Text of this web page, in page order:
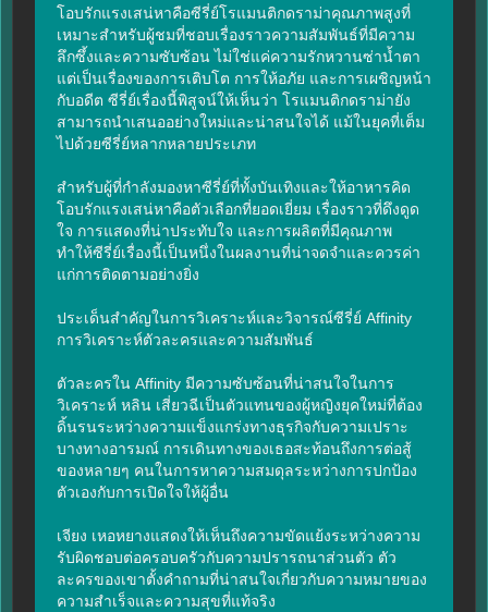
โอบรักแรงเสน่หาคือซีรี่ย์โรแมนติกดราม่าคุณภาพสูงที่
เหมาะสำหรับผู้ชมที่ชอบเรื่องราวความสัมพันธ์ที่มีความ
ลึกซึ้งและความซับซ้อน ไม่ใช่แค่ความรักหวานซ่าน้ำตา
แต่เป็นเรื่องของการเติบโต การให้อภัย และการเผชิญหน้า
กับอดีต ซีรี่ย์เรื่องนี้พิสูจน์ให้เห็นว่า โรแมนติกดราม่ายัง
สามารถนำเสนออย่างใหม่และน่าสนใจได้ แม้ในยุคที่เต็ม
ไปด้วยซีรี่ย์หลากหลายประเภท
สำหรับผู้ที่กำลังมองหาซีรี่ย์ที่ทั้งบันเทิงและให้อาหารคิด
โอบรักแรงเสน่หาคือตัวเลือกที่ยอดเยี่ยม เรื่องราวที่ดึงดูด
ใจ การแสดงที่น่าประทับใจ และการผลิตที่มีคุณภาพ
ทำให้ซีรี่ย์เรื่องนี้เป็นหนึ่งในผลงานที่น่าจดจำและควรค่า
แก่การติดตามอย่างยิ่ง
ประเด็นสำคัญในการวิเคราะห์และวิจารณ์ซีรี่ย์ Affinity
การวิเคราะห์ตัวละครและความสัมพันธ์
ตัวละครใน Affinity มีความซับซ้อนที่น่าสนใจในการ
วิเคราะห์ หลิน เสี่ยวฉีเป็นตัวแทนของผู้หญิงยุคใหม่ที่ต้อง
ดิ้นรนระหว่างความแข็งแกร่งทางธุรกิจกับความเปราะ
บางทางอารมณ์ การเดินทางของเธอสะท้อนถึงการต่อสู้
ของหลายๆ คนในการหาความสมดุลระหว่างการปกป้อง
ตัวเองกับการเปิดใจให้ผู้อื่น
เจียง เหอหยางแสดงให้เห็นถึงความขัดแย้งระหว่างความ
รับผิดชอบต่อครอบครัวกับความปรารถนาส่วนตัว ตัว
ละครของเขาตั้งคำถามที่น่าสนใจเกี่ยวกับความหมายของ
ความสำเร็จและความสุขที่แท้จริง